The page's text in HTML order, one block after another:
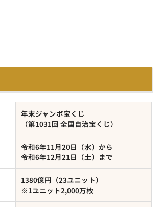
年末ジャンボ宝くじ
（第1031回 全国自治宝くじ）
令和6年11月20日（水）から
令和6年12月21日（土）まで
1380億円（23ユニット）
※1ユニット2,000万枚